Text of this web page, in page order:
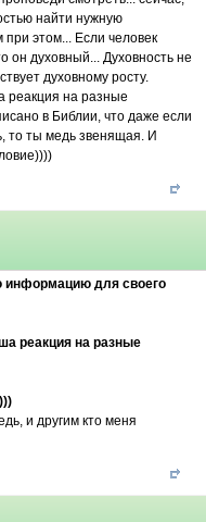
найти нужную
этом... Если человек
он духовный... Духовность не
духовному росту.
реакция на разные
в Библии, что даже если
то ты медь звенящая. И
информацию для своего
реакция на разные
и другим кто меня